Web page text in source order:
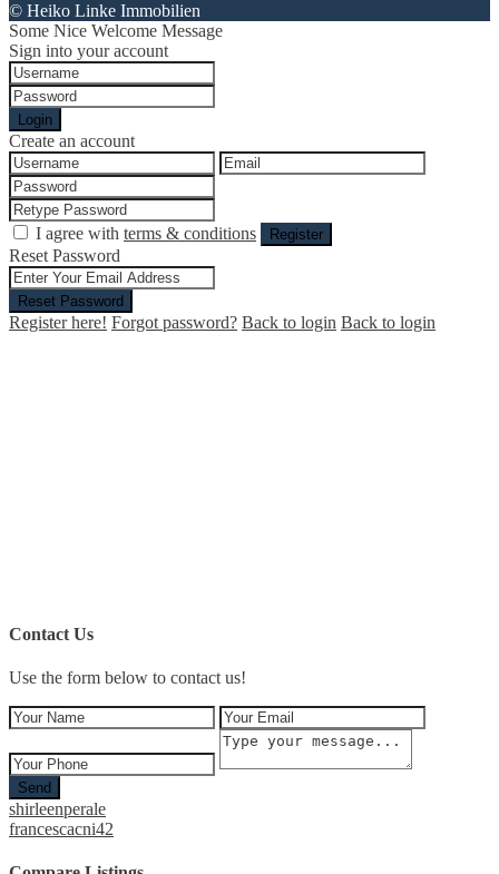
© Heiko Linke Immobilien
Some Nice Welcome Message
Sign into your account
Login
Create an account
I agree with terms & conditions Register
Reset Password
Reset Password
Register here! Forgot password? Back to login Back to login
Contact Us
Use the form below to contact us!
Send
shirleenperale
francescacni42